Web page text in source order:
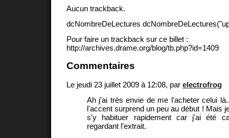
Aucun trackback.
dcNombreDeLectures
Pour faire un trackback sur ce billet :
http://archives.drame.org/blog/tb.php?id=1409
Commentaires
Le jeudi 23 juillet 2009 à 12:08, par electrofrog
Ah j'ai très envie de me l'acheter celui
l'accent surprend un peu au début ! Mais
s'y habituer rapidement car j'ai été
regardant l'extrait.